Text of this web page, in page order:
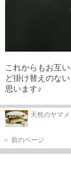
これからもお互
ど掛け替えのな
思います♪
天然のヤマメ
＜ 前のページ